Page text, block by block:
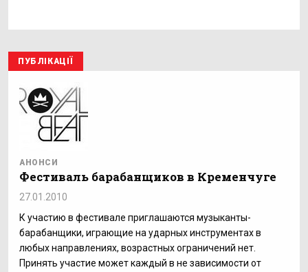
ПУБЛІКАЦІЇ
АНОНСИ
Фестиваль барабанщиков в Кременчуге
27.01.2010
К участию в фестивале приглашаются музыканты-
барабанщики, играющие на ударных инструментах в
любых направлениях, возрастных ограничений нет.
Принять участие может каждый в не зависимости от